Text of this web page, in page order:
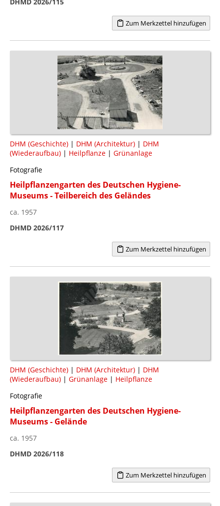
Zum Merkzettel hinzufügen
DHM (Geschichte) | DHM (Architektur) | DHM
(Wiederaufbau) | Heilpflanze | Grünanlage
Fotografie
Heilpflanzengarten des Deutschen Hygiene-
Museums - Teilbereich des Geländes
ca. 1957
DHMD 2026/117
Zum Merkzettel hinzufügen
DHM (Geschichte) | DHM (Architektur) | DHM
(Wiederaufbau) | Grünanlage | Heilpflanze
Fotografie
Heilpflanzengarten des Deutschen Hygiene-
Museums - Gelände
ca. 1957
DHMD 2026/118
Zum Merkzettel hinzufügen